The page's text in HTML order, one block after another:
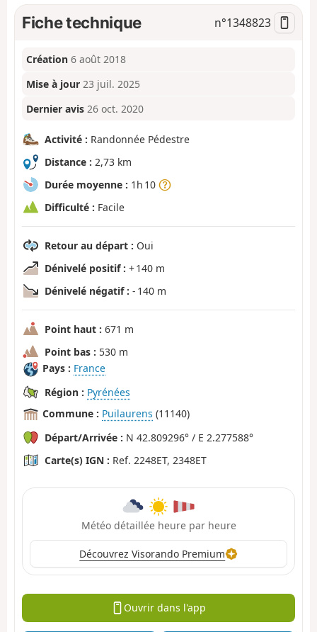
Fiche technique n°1348823
Création 6 août 2018
Mise à jour 23 juil. 2025
Dernier avis 26 oct. 2020
Activité : Randonnée Pédestre
Distance : 2,73 km
Durée moyenne : 1h 10
Difficulté : Facile
Retour au départ : Oui
Dénivelé positif : + 140 m
Dénivelé négatif : - 140 m
Point haut : 671 m
Point bas : 530 m
Pays : France
Région : Pyrénées
Commune : Puilaurens (11140)
Départ/Arrivée : N 42.809296° / E 2.277588°
Carte(s) IGN : Ref. 2248ET, 2348ET
Météo détaillée heure par heure
Découvrez Visorando Premium
Ouvrir dans l'app